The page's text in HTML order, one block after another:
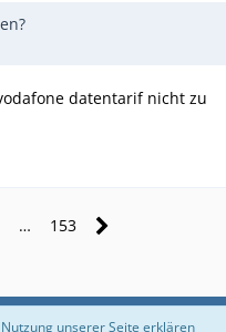
datentarif nicht zu
… 153
Impressumunserer Seite erklären